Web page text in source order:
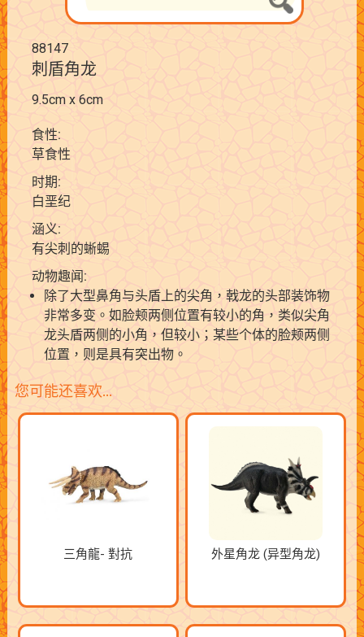
88147
刺盾角龙
9.5cm x 6cm
食性:
草食性
时期:
白垩纪
涵义:
有尖刺的蜥蜴
动物趣闻:
除了大型鼻角与头盾上的尖角，戟龙的头部装饰物
非常多变。如脸颊两侧位置有较小的角，类似尖角
龙头盾两侧的小角，但较小；某些个体的脸颊两侧
位置，则是具有突出物。
您可能还喜欢…
三角龍- 對抗 外星角龙 (异型角龙)